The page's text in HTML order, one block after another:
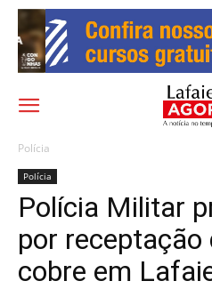
Polícia
Polícia
Polícia Militar
por receptação
cobre em